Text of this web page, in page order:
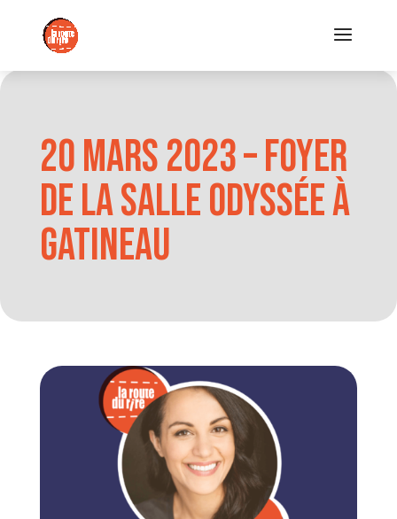
20 mars 2023 – Foyer
de la Salle Odyssée à
Gatineau